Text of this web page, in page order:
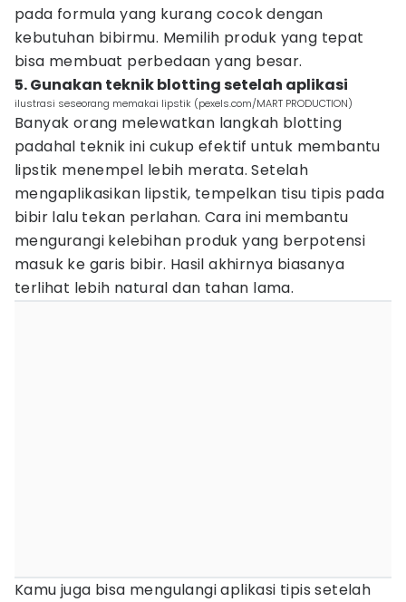
pada formula yang kurang cocok dengan
kebutuhan bibirmu. Memilih produk yang tepat
bisa membuat perbedaan yang besar.
5. Gunakan teknik blotting setelah aplikasi
ilustrasi seseorang memakai lipstik (pexels.com/MART PRODUCTION)
Banyak orang melewatkan langkah blotting
padahal teknik ini cukup efektif untuk membantu
lipstik menempel lebih merata. Setelah
mengaplikasikan lipstik, tempelkan tisu tipis pada
bibir lalu tekan perlahan. Cara ini membantu
mengurangi kelebihan produk yang berpotensi
masuk ke garis bibir. Hasil akhirnya biasanya
terlihat lebih natural dan tahan lama.
Kamu juga bisa mengulangi aplikasi tipis setelah